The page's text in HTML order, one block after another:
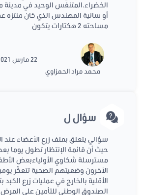
الخضراء.المتنفس الوحيد في مدينة
أو سانية المهندس الذي كان منتزه
مساحته 2 هكتارات يتكون
محمد مراد الحمزاوي
22 مارس 2021
سؤال ل
حيث أن قائمة الإنتظار تطول يوما
مسترسلة شكاوي الأولياءبعض
الآخرون وضعيتهم الصحية تتعكّر
الأقلية بالخارج في عمليات زرع
الصندوق الوطني للتأمين على